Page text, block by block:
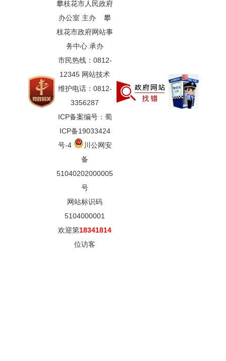
攀枝花市人民政府
办公室 主办 攀
枝花市政府网站事
务中心 承办
市民热线：0812-
12345 网站技术
维护电话：0812-
3356287
ICP备案编号：蜀
ICP备19033424
号-4
川公网安
备
51040202000005
号
网站标识码
5104000001
欢迎第18341814
位访客